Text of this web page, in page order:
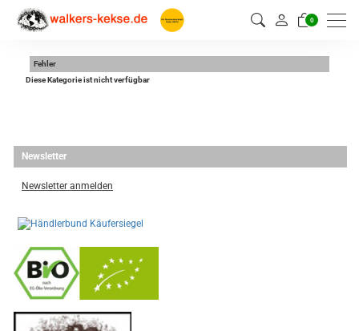
0
Fehler
Diese Kategorie ist nicht verfügbar
Newsletter
Newsletter anmelden